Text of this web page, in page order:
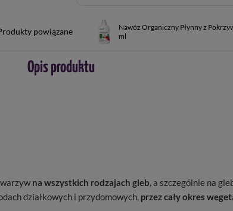
powiązane
Nawóz Organiczny Płynny z
ml
Opis produktu
na wszystkich rodzajach gleb, a szczególnie na
działkowych i przydomowych, przez cały okres